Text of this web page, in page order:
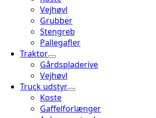
Vejhøvl
Grubber
Stengreb
Pallegafler
Traktor
Gårdspladerive
Vejhøvl
Truck udstyr
Koste
Gaffelforlænger